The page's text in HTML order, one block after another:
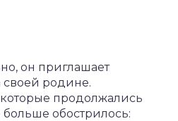
он приглашает
родине.
продолжались
больше обострилось: